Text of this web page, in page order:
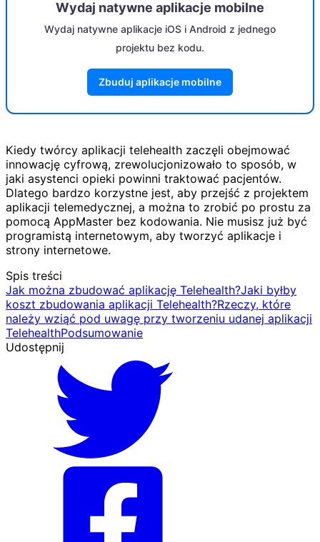
Wydaj natywne aplikacje mobilne
Wydaj natywne aplikacje iOS i Android z jednego
projektu bez kodu.
Zbuduj aplikacje mobilne
Kiedy twórcy aplikacji telehealth zaczęli obejmować
innowację cyfrową, zrewolucjonizowało to sposób, w
jaki asystenci opieki powinni traktować pacjentów.
Dlatego bardzo korzystne jest, aby przejść z projektem
aplikacji telemedycznej, a można to zrobić po prostu za
pomocą AppMaster bez kodowania. Nie musisz już być
programistą internetowym, aby tworzyć aplikacje i
strony internetowe.
Spis treści
Jak można zbudować aplikację Telehealth?Jaki byłby
koszt zbudowania aplikacji Telehealth?Rzeczy, które
należy wziąć pod uwagę przy tworzeniu udanej aplikacji
TelehealthPodsumowanie
Udostępnij